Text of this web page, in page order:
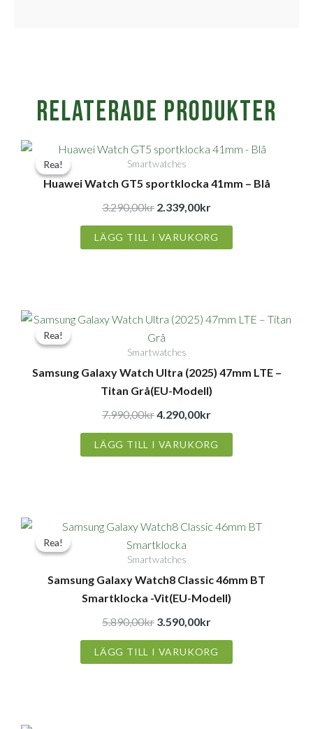
Relaterade produkter
Rea!
Rea! Smartwatches
Huawei Watch GT5 sportklocka 41mm – Blå
3.290,00kr
Det
ursprungliga
priset
var:
2.339,00kr
Det
priset
LÄGG TILL I VARUKORG
Rea!
Rea!
Smartwatches
Samsung Galaxy Watch Ultra (2025) 47mm LTE –
Titan Grå(EU-Modell)
7.990,00kr
Det
ursprungliga
priset
var:
7.990,00kr.
4.290,00kr
Det
är:
4.290,00kr.
LÄGG TILL I VARUKORG
Rea!
Rea!
Smartwatches
Samsung Galaxy Watch8 Classic 46mm BT
Smartklocka -Vit(EU-Modell)
5.890,00kr
Det
ursprungliga
priset
var:
5.890,00kr.
3.590,00kr
Det
är:
3.590,00kr.
LÄGG TILL I VARUKORG